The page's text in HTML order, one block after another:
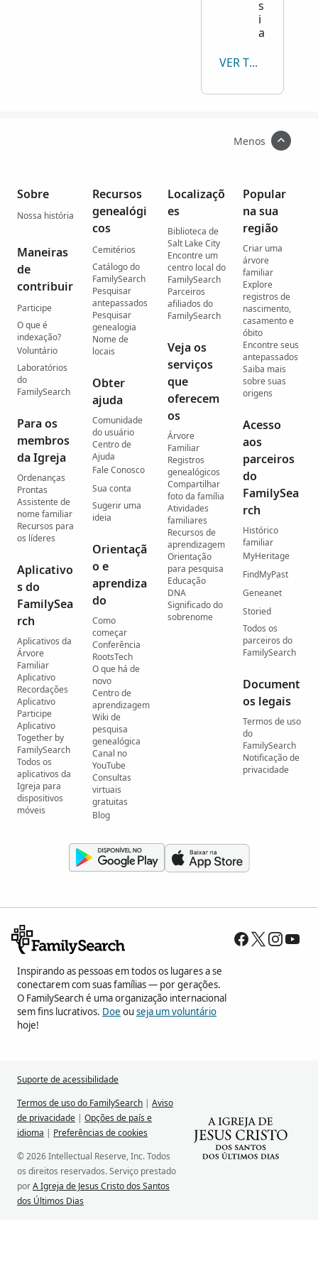
s
i
a
VER TODOS
Menos
Sobre
Nossa história
Maneiras
de
contribuir
Participe
O que é
indexação?
Voluntário
Laboratórios
do
FamilySearch
Para os
membros
da Igreja
Ordenanças
Prontas
Assistente de
nome familiar
Recursos para
os líderes
Aplicativo
s do
FamilySea
rch
Aplicativos da
Árvore
Familiar
Aplicativo
Recordações
Aplicativo
Participe
Aplicativo
Together by
FamilySearch
Todos os
aplicativos da
Igreja para
dispositivos
móveis
Recursos
genealógi
cos
Cemitérios
Catálogo do
FamilySearch
Pesquisar
antepassados
Pesquisar
genealogia
Nome de
locais
Obter
ajuda
Comunidade
do usuário
Centro de
Ajuda
Fale Conosco
Sua conta
Sugerir uma
ideia
Orientaçã
o e
aprendiza
do
Como
começar
Conferência
RootsTech
O que há de
novo
Centro de
aprendizagem
Wiki de
pesquisa
genealógica
Canal no
YouTube
Consultas
virtuais
gratuitas
Blog
Localizaçõ
es
Biblioteca de
Salt Lake City
Encontre um
centro local do
FamilySearch
Parceiros
afiliados do
FamilySearch
Veja os
serviços
que
oferecem
os
Árvore
Familiar
Registros
genealógicos
Compartilhar
foto da família
Atividades
familiares
Recursos de
aprendizagem
Orientação
para pesquisa
Educação
DNA
Significado do
sobrenome
Popular
na sua
região
Criar uma
árvore
familiar
Explore
registros de
nascimento,
casamento e
óbito
Encontre seus
antepassados
Saiba mais
sobre suas
origens
Acesso
aos
parceiros
do
FamilySea
rch
Histórico
familiar
MyHeritage
FindMyPast
Geneanet
Storied
Todos os
parceiros do
FamilySearch
Document
os legais
Termos de uso
do
FamilySearch
Notificação de
privacidade
Inspirando as pessoas em todos os lugares a se
conectarem com suas famílias — por gerações.
O FamilySearch é uma organização internacional
sem fins lucrativos. Doe ouseja um voluntário
hoje!
Suporte de acessibilidade
Termos de uso do FamilySearch | Aviso
de privacidade | Opções de país e
idioma | Preferências de cookies
© 2026 Intellectual Reserve, Inc. Todos
os direitos reservados. Serviço prestado
porA Igreja de Jesus Cristo dos Santos
dos Últimos Dias